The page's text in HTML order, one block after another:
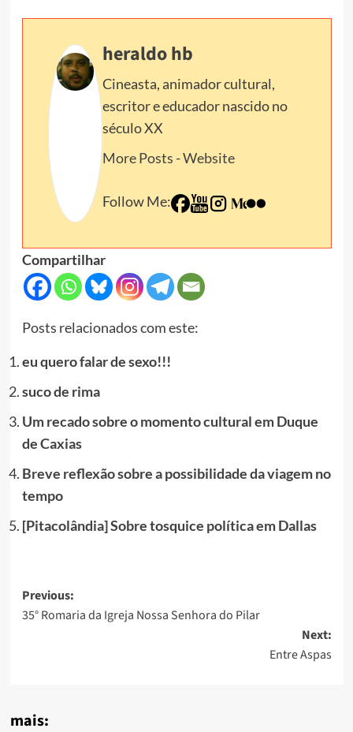
heraldo hb
Cineasta, animador cultural,
escritor e educador nascido no
século XX
More Posts -Website
Follow Me:
Compartilhar
Posts relacionados com este:
eu quero falar de sexo!!!
suco de rima
Um recado sobre o momento cultural em Duque
de Caxias
Breve reflexão sobre a possibilidade da viagem no
tempo
[Pitacolândia] Sobre tosquice política em Dallas
Post
navigation
Previous:
35° Romaria da Igreja Nossa Senhora do Pilar
Next:
Entre Aspas
mais: